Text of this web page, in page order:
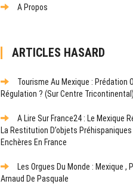
A Propos
ARTICLES HASARD
Tourisme Au Mexique : Prédation
Régulation ? (Sur Centre Tricontinental)
A Lire Sur France24 : Le Mexique
La Restitution D’objets
Enchères En France
Les Orgues Du Monde : Mexique ,
Arnaud De Pasquale